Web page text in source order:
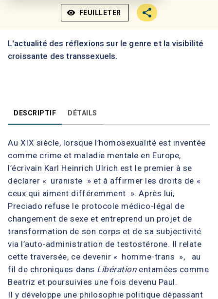
visibility FEUILLETER
L'actualité des réflexions sur le genre et la visibilité
croissante des transsexuels.
DESCRIPTIF DÉTAILS
Au XIX siècle, lorsque l’homosexualité est inventée
comme crime et maladie mentale en Europe,
l’écrivain Karl Heinrich Ulrich est le premier à se
déclarer « uraniste » et à affirmer les droits de «
ceux qui aiment différemment ». Après lui,
Preciado refuse le protocole médico-légal de
changement de sexe et entreprend un projet de
transformation de son corps et de sa subjectivité
via l’auto-administration de testostérone. Il relate
cette traversée, ce devenir « homme-trans », au
fil de chroniques dans Libérationentamées comme
Beatriz et poursuivies une fois devenu Paul.
Il y développe une philosophie politique dépassant